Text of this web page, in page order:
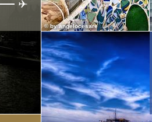
© byangelocesare